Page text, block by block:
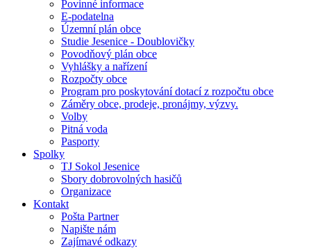
Povinné informace
E-podatelna
Územní plán obce
Studie Jesenice - Doublovičky
Povodňový plán obce
Vyhlášky a nařízení
Rozpočty obce
Program pro poskytování dotací z rozpočtu obce
Záměry obce, prodeje, pronájmy, výzvy.
Volby
Pitná voda
Pasporty
Spolky
TJ Sokol Jesenice
Sbory dobrovolných hasičů
Organizace
Kontakt
Pošta Partner
Napište nám
Zajímavé odkazy